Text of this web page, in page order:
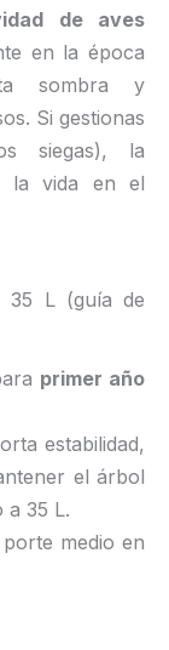
de aves
en la época
sombra y
Si gestionas
siegas), la
la vida en el
35 L (guía de
primer año
estabilidad,
el árbol
a 35 L.
medio en